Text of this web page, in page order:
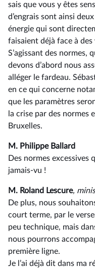
sais que vous y êtes
d’engrais sont ainsi
énergie qui sont
faisaient déjà face à
S’agissant des normes,
devons d’abord nous
alléger le fardeau.
en ce qui concerne
que les paramètres
la crise par des normes
Bruxelles.
M. Philippe Ballard
Des normes excessives
jamais-vu !
M. Roland Lescure,
De plus, nous
court terme, par le
peu technique, mais
nous pourrons
première ligne.
Je l’ai déjà dit dans ma